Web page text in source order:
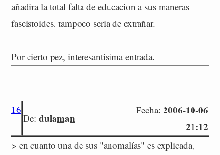
añadira la total falta de educacion a sus maneras
fascistoides, tampoco seria de extrañar.
Por cierto pez, interesantisima entrada.
16
De: dulaman
Fecha: 2006-10-06
21:12
> en cuanto una de sus "anomalías" es explicada,